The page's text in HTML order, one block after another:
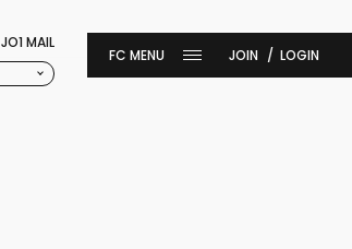
JO1 MAIL
JOIN LOGIN